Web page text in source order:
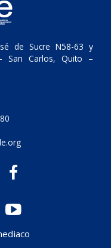
de Sucre N58-63 y
San Carlos, Quito –